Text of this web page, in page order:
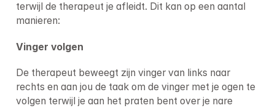
terwijl de therapeut je afleidt. Dit kan op een aantal
manieren:
Vinger volgen
De therapeut beweegt zijn vinger van links naar
rechts en aan jou de taak om de vinger met je ogen te
volgen terwijl je aan het praten bent over je nare